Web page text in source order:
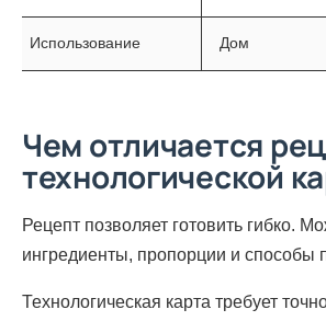
Использование Дом
Чем отличается
технологической
Рецепт позволяет готовить гибко.
ингредиенты, пропорции и способы
Технологическая карта требует